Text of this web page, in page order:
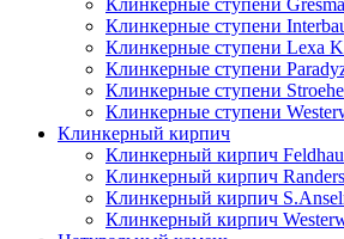
Клинкерные ступени
Клинкерные ступени Lexa
Клинкерные ступени
Клинкерные ступени
Клинкерные ступени
Клинкерный кирпич
Клинкерный кирпич
Клинкерный кирпич
Клинкерный кирпич
Клинкерный кирпич